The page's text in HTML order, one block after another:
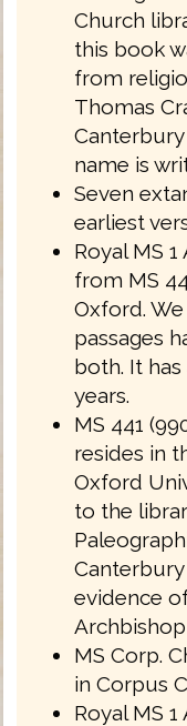
Church
this book
from
Thomas
name is
Seven
earliest
Royal MS
from MS
Oxford.
passages
both. It
years.
MS 441
resides in
Oxford
to the
evidence
MS Corp.
in Corpus
Royal MS 1